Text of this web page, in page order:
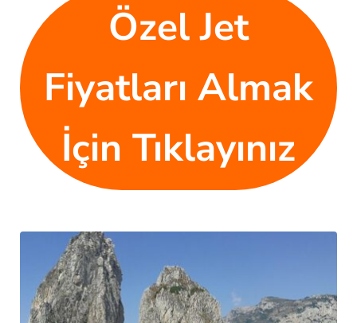
Özel Jet
Fiyatları Almak
İçin Tıklayınız